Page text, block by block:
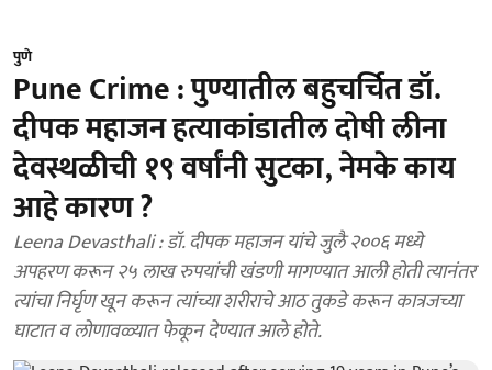
पुणे
Pune Crime : पुण्यातील बहुचर्चित डॉ.
दीपक महाजन हत्याकांडातील दोषी लीना
देवस्थळीची १९ वर्षांनी सुटका, नेमके काय
आहे कारण ?
Leena Devasthali : डॉ. दीपक महाजन यांचे जुलै २००६ मध्ये
अपहरण करून २५ लाख रुपयांची खंडणी मागण्यात आली होती त्यानंतर
त्यांचा निर्घृण खून करून त्यांच्या शरीराचे आठ तुकडे करून कात्रजच्या
घाटात व लोणावळ्यात फेकून देण्यात आले होते.